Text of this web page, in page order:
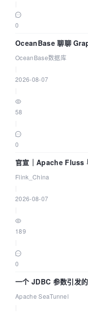
0
OceanBase 聊聊
OceanBase数据库
2026-08-07
58
0
官宣｜Apache Fluss
Flink_China
2026-08-07
189
0
一个 JDBC 参数引发
Apache SeaTunnel